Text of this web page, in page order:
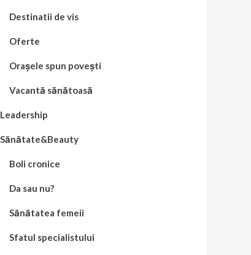
Destinatii de vis
Oferte
Orașele spun povești
Vacantă sănătoasă
Leadership
Sănătate&Beauty
Boli cronice
Da sau nu?
Sănătatea femeii
Sfatul specialistului